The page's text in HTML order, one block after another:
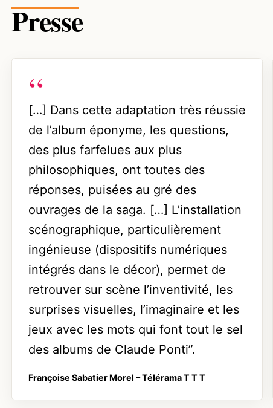
Presse
[…] Dans cette adaptation très réussie
de l’album éponyme, les questions,
des plus farfelues aux plus
philosophiques, ont toutes des
réponses, puisées au gré des
ouvrages de la saga. […] L’installation
scénographique, particulièrement
ingénieuse (dispositifs numériques
intégrés dans le décor), permet de
retrouver sur scène l’inventivité, les
surprises visuelles, l’imaginaire et les
jeux avec les mots qui font tout le sel
des albums de Claude Ponti”.
Françoise Sabatier Morel – TéléramaT T T